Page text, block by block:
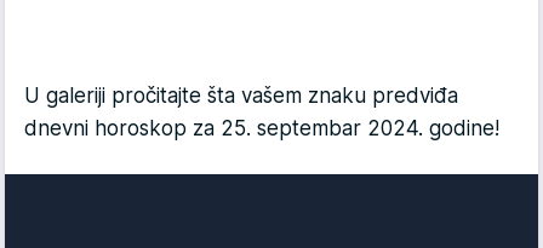
U galeriji pročitajte šta vašem znaku predviđa
dnevni horoskop za 25. septembar 2024. godine!